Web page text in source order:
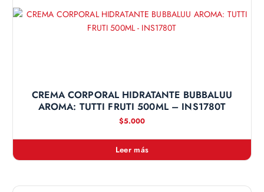
CREMA CORPORAL HIDRATANTE BUBBALUU
AROMA: TUTTI FRUTI 500ML – INS1780T
$5.000
Leer más